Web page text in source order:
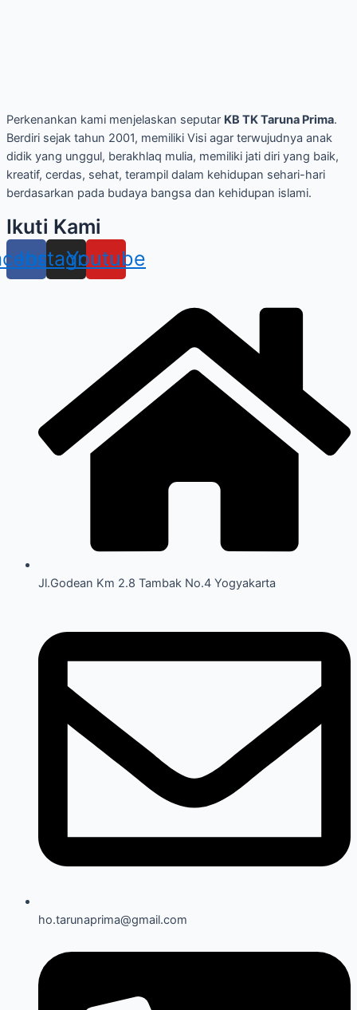
Perkenankan kami menjelaskan seputar KB TK Taruna Prima.
Berdiri sejak tahun 2001, memiliki Visi agar terwujudnya anak
didik yang unggul, berakhlaq mulia, memiliki jati diri yang baik,
kreatif, cerdas, sehat, terampil dalam kehidupan sehari-hari
berdasarkan pada budaya bangsa dan kehidupan islami.
Ikuti Kami
Instagram
Youtube
Jl.Godean Km 2.8 Tambak No.4 Yogyakarta
ho.tarunaprima@gmail.com